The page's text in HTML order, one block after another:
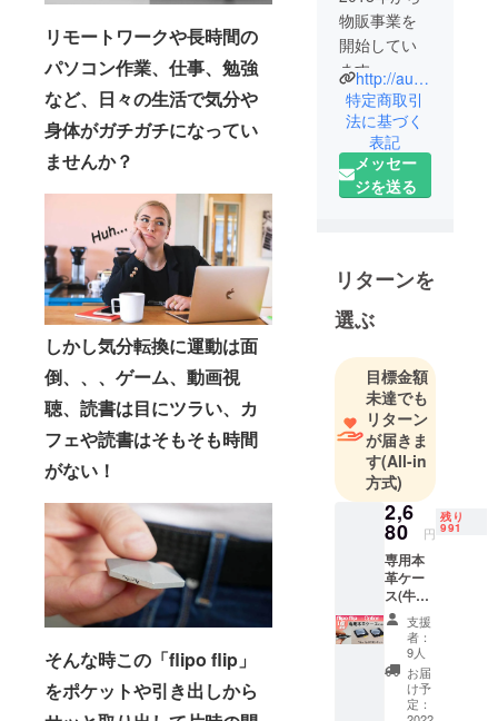
リモートワークや長時間の
パソコン作業、仕事、勉強
など、日々の生活で気分や
身体がガチガチになってい
ませんか？
しかし気分転換に運動は面
倒、、、ゲーム、動画視
聴、読書は目にツラい、カ
フェや読書はそもそも時間
がない！
そんな時この「flipo flip」
をポケットや引き出しから
物販事業を
開始してい
ます。
2020年から
輸入事業を
行ってお
り、世界か
らユニーク
皆様にご紹
介すること
をミッショ
ます。
チームは、
代表と外注
スタッフ1名
の小さな
チームです
が、大きな
所に負けな
いように頑
張っていま
http://aulaport.com/
特定商取引
法に基づく
表記
メッセー
ジを送る
リターンを
選ぶ
目標金額
未達でも
リターン
が届きま
す(All-in
方式)
2,6
80 円
残り
991
専用本
革ケー
ス(牛革)
1個 *メ
タル
ピース
は付属
されま
せん 定
支援
者：
9人
お届
け予
定：